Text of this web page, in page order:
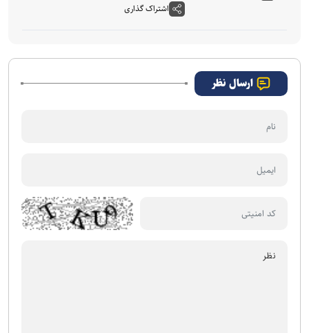
اشتراک گذاری
ارسال نظر